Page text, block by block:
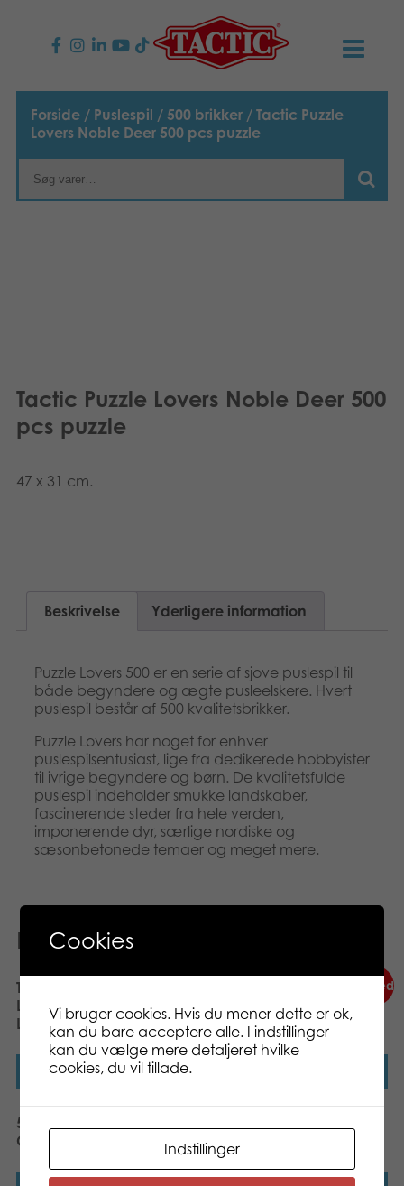
PRODUKTER
Børnespil
Bøger
TACTIC
Suomi
Forside / Puslespil / 500 brikker / Tactic Puzzle
Lovers Noble Deer 500 pcs puzzle
Tactic Puzzle Lovers Noble Deer 500
pcs puzzle
47 x 31 cm.
Beskrivelse Yderligere information
Puzzle Lovers 500 er en serie af sjove puslespil til
både begyndere og ægte pusleelskere. Hvert
puslespil består af 500 kvalitetsbrikker.
Puzzle Lovers har noget for enhver
puslespilsentusiast, lige fra dedikerede hobbyister
til ivrige begyndere og børn. De kvalitetsfulde
puslespil indeholder smukke landskaber,
fascinerende steder fra hele verden,
imponerende dyr, særlige nordiske og
sæsonbetonede temaer og meget mere.
Relaterede varer
Tactic Puzzle Lovers
LifeSTYLE Eucalyptus
Leaves 500 pcs puzzle
Læs mere
Nyhed
Gigglewear
500 pcs puzzle: Christmas
Card
Cookies
Vi bruger cookies. Hvis du mener dette er ok,
kan du bare acceptere alle. I indstillinger
kan du vælge mere detaljeret hvilke
cookies, du vil tillade.
Indstillinger